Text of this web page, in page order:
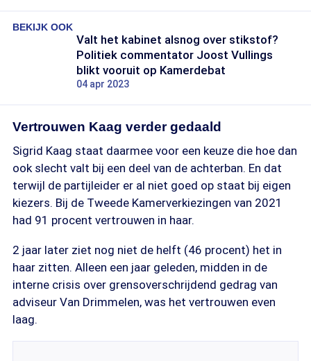
BEKIJK OOK
Valt het kabinet alsnog over stikstof?
Politiek commentator Joost Vullings
blikt vooruit op Kamerdebat
04 apr 2023
Vertrouwen Kaag verder gedaald
Sigrid Kaag staat daarmee voor een keuze die hoe dan
ook slecht valt bij een deel van de achterban. En dat
terwijl de partijleider er al niet goed op staat bij eigen
kiezers. Bij de Tweede Kamerverkiezingen van 2021
had 91 procent vertrouwen in haar.
2 jaar later ziet nog niet de helft (46 procent) het in
haar zitten. Alleen een jaar geleden, midden in de
interne crisis over grensoverschrijdend gedrag van
adviseur Van Drimmelen, was het vertrouwen even
laag.